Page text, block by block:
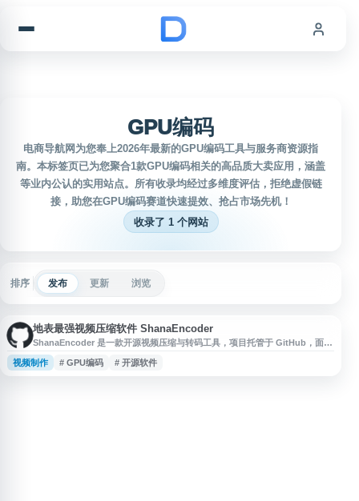
GPU编码
电商导航网为您奉上2026年最新的GPU编码工具与服务商资源指
南。本标签页已为您聚合1款GPU编码相关的高品质大卖应用，涵盖
等业内公认的实用站点。所有收录均经过多维度评估，拒绝虚假链
接，助您在GPU编码赛道快速提效、抢占市场先机！
收录了 1 个网站
排序 发布 更新 浏览
地表最强视频压缩软件 ShanaEncoder
ShanaEncoder 是一款开源视频压缩与转码工具，项目托管于 GitHub，面向
需要视频压制、格式转换和参数调整的用户。软件支持 CPU 与 GPU 编码协
同使用，可用于提升处理效率，并兼顾视频清晰度与文件体积控制。适合用于
视频制作 # GPU编码 # 开源软件